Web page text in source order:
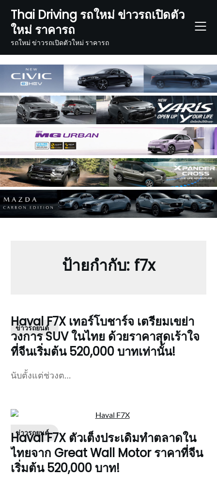
content
Thai Driving รถใหม่ ข่าวรถเปิดตัว
ใหม่ ราคารถ
รถใหม่ ข่าวรถเปิดตัวใหม่ ราคารถ
ป้ายกำกับ: f7x
ข่าวรถยนต์
Haval F7X เทอร์โบชาร์จ เตรียมเขย่า
วงการ SUV ในไทย ด้วยราคาสุดเร้าใจ
ที่จีนเริ่มต้น 520,000 บาทเท่านั้น!
นับตั้งแต่ช่วงต…
ข่าวรถยนต์
Haval F7X ตัวเต็งประเดิมทำตลาดใน
ไทยจาก Great Wall Motor ราคาที่จีน
เริ่มต้น 520,000 บาท!